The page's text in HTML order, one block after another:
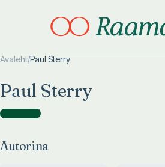
Avaleht/Paul Sterry
Paul Sterry
Autorina )
Autorina